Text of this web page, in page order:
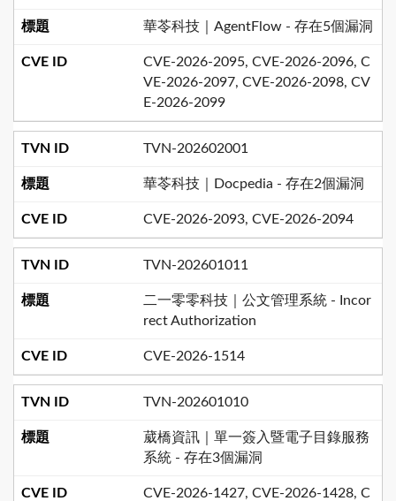
華苓科技｜AgentFlow - 存在5個漏洞
CVE-2026-2095, CVE-2026-2096, C
VE-2026-2097, CVE-2026-2098, CV
E-2026-2099
TVN-202602001
華苓科技｜Docpedia - 存在2個漏洞
CVE-2026-2093, CVE-2026-2094
TVN-202601011
二一零零科技｜公文管理系統 - Incor
rect Authorization
CVE-2026-1514
TVN-202601010
葳橋資訊｜單一簽入暨電子目錄服務
系統 - 存在3個漏洞
CVE-2026-1427, CVE-2026-1428, C